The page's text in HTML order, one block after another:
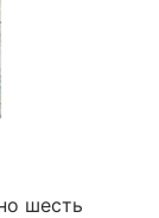
шесть